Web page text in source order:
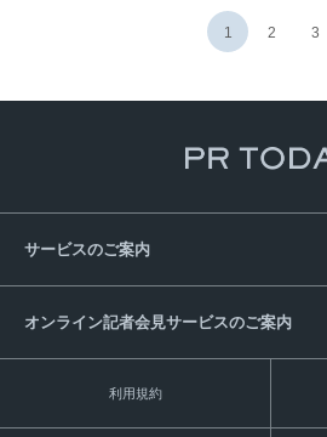
スターターキット
1 2 3
サービスのご案内
オンライン記者会見サービスのご案内
利用規約